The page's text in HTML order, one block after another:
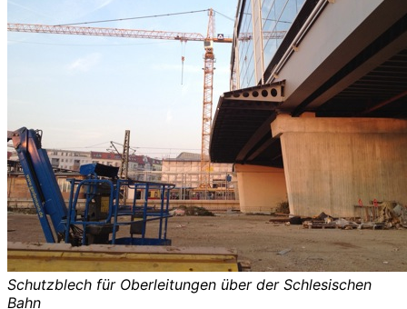
Schutzblech für Oberleitungen über der Schlesischen
Bahn